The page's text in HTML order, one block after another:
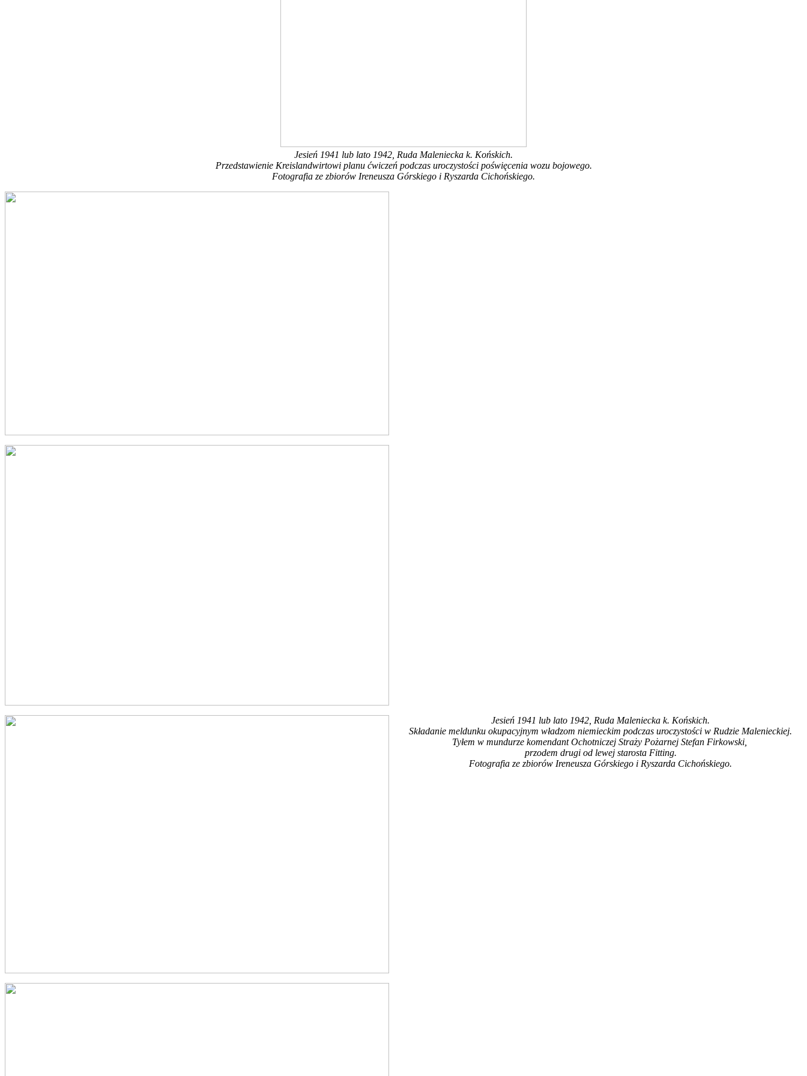
Jesień 1941 lub lato 1942, Ruda Maleniecka k. Końskich.
Przedstawienie Kreislandwirtowi planu ćwiczeń podczas uroczystości poświęcenia wozu bojowego.
Fotografia ze zbiorów Ireneusza Górskiego i Ryszarda Cichońskiego.
Jesień 1941 lub lato 1942, Ruda Maleniecka k. Końskich.
Składanie meldunku okupacyjnym władzom niemieckim podczas uroczystości w Rudzie Malenieckiej.
Tyłem w mundurze komendant Ochotniczej Straży Pożarnej Stefan Firkowski,
przodem drugi od lewej starosta Fitting.
Fotografia ze zbiorów Ireneusza Górskiego i Ryszarda Cichońskiego.